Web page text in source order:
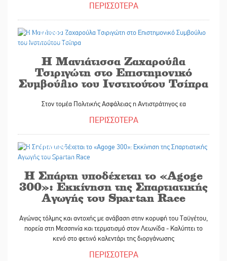
ΠΕΡΙΣΣΟΤΕΡΑ
31/10/2025
Η Μανιάτισσα Ζαχαρούλα
Τσιριγώτη στο Επιστημονικό
Συμβούλιο του Ινστιτούτου Τσίπρα
Στον τομέα Πολιτικής Ασφάλειας η Αντιστράτηγος εα
ΠΕΡΙΣΣΟΤΕΡΑ
31/10/2025
Η Σπάρτη υποδέχεται το «Agoge
300»: Εκκίνηση της Σπαρτιατικής
Αγωγής του Spartan Race
Αγώνας τόλμης και αντοχής με ανάβαση στην κορυφή του Ταϋγέτου,
πορεία στη Μεσσηνία και τερματισμό στον Λεωνίδα - Καλύπτει το
κενό στο φετινό καλεντάρι της διοργάνωσης
ΠΕΡΙΣΣΟΤΕΡΑ